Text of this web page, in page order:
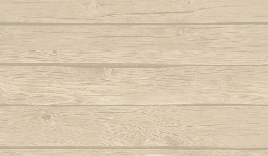
Autor : Formado Cigano
Capoeira de Angola
Autor : Mestre Charm
Capoeira de verdade
Autor : Professor Fanho (Capoeira Brasil)
Capoeira é Beleza
Autor : Mestre Matias
Capoeirando
Autor : Mestre Espirrinho
Quando meu
Que
Quem
Autor :
Quem